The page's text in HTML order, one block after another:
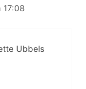
17:08
Ubbels